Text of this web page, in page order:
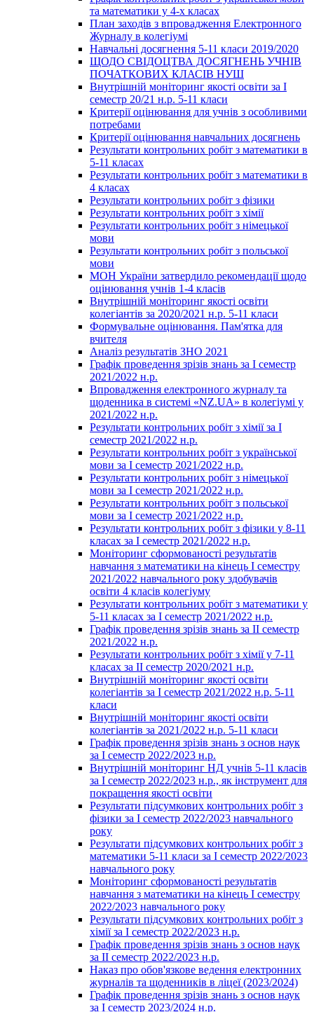
та математики у 4-х класах
План заходів з впровадження Електронного
Журналу в колегіумі
Навчальні досягнення 5-11 класи 2019/2020
ЩОДО СВІДОЦТВА ДОСЯГНЕНЬ УЧНІВ
ПОЧАТКОВИХ КЛАСІВ НУШ
Внутрішній моніторинг якості освіти за І
семестр 20/21 н.р. 5-11 класи
Критерії оцінювання для учнів з особливими
потребами
Критерії оцінювання навчальних досягнень
Результати контрольних робіт з математики в
5-11 класах
Результати контрольних робіт з математики в
4 класах
Результати контрольних робіт з фізики
Результати контрольних робіт з хімії
Результати контрольних робіт з німецької
мови
Результати контрольних робіт з польської
мови
МОН України затвердило рекомендації щодо
оцінювання учнів 1-4 класів
Внутрішній моніторинг якості освіти
колегіантів за 2020/2021 н.р. 5-11 класи
Формувальне оцінювання. Пам'ятка для
вчителя
Аналіз результатів ЗНО 2021
Графік проведення зрізів знань за І семестр
2021/2022 н.р.
Впровадження електронного журналу та
щоденника в системі «NZ.UA» в колегіумі у
2021/2022 н.р.
Результати контрольних робіт з хімії за І
семестр 2021/2022 н.р.
Результати контрольних робіт з української
мови за І семестр 2021/2022 н.р.
Результати контрольних робіт з німецької
мови за І семестр 2021/2022 н.р.
Результати контрольних робіт з польської
мови за І семестр 2021/2022 н.р.
Результати контрольних робіт з фізики у 8-11
класах за І семестр 2021/2022 н.р.
Моніторинг сформованості результатів
навчання з математики на кінець І семестру
2021/2022 навчального року здобувачів
освіти 4 класів колегіуму
Результати контрольних робіт з математики у
5-11 класах за І семестр 2021/2022 н.р.
Графік проведення зрізів знань за ІІ семестр
2021/2022 н.р.
Результати контрольних робіт з хімії у 7-11
класах за ІІ семестр 2020/2021 н.р.
Внутрішній моніторинг якості освіти
колегіантів за І семестр 2021/2022 н.р. 5-11
класи
Внутрішній моніторинг якості освіти
колегіантів за 2021/2022 н.р. 5-11 класи
Графік проведення зрізів знань з основ наук
за І семестр 2022/2023 н.р.
Внутрішній моніторинг НД учнів 5-11 класів
за І семестр 2022/2023 н.р., як інструмент для
покращення якості освіти
Результати підсумкових контрольних робіт з
фізики за І семестр 2022/2023 навчального
року
Результати підсумкових контрольних робіт з
математики 5-11 класи за І семестр 2022/2023
навчального року
Моніторинг сформованості результатів
навчання з математики на кінець І семестру
2022/2023 навчального року
Результати підсумкових контрольних робіт з
хімії за І семестр 2022/2023 н.р.
Графік проведення зрізів знань з основ наук
за ІІ семестр 2022/2023 н.р.
Наказ про обов'язкове ведення електронних
журналів та щоденників в ліцеї (2023/2024)
Графік проведення зрізів знань з основ наук
за І семестр 2023/2024 н.р.